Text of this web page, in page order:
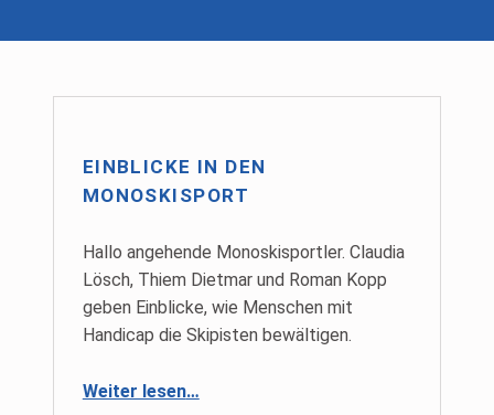
EINBLICKE IN DEN
MONOSKISPORT
Hallo angehende Monoskisportler. Claudia
Lösch, Thiem Dietmar und Roman Kopp
geben Einblicke, wie Menschen mit
Handicap die Skipisten bewältigen.
Weiter lesen…